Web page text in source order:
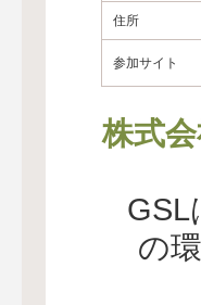
住所
参加サイト
株式
GSL
の